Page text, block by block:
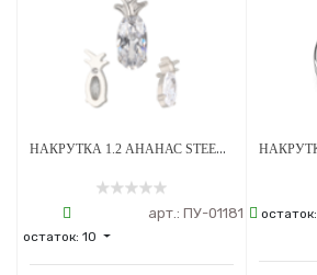
НАКРУТКА 1.2 АНАНАС STEEL CRYSTAL ТИТАН
остаток: 10
арт.: ПУ-01181 остаток: